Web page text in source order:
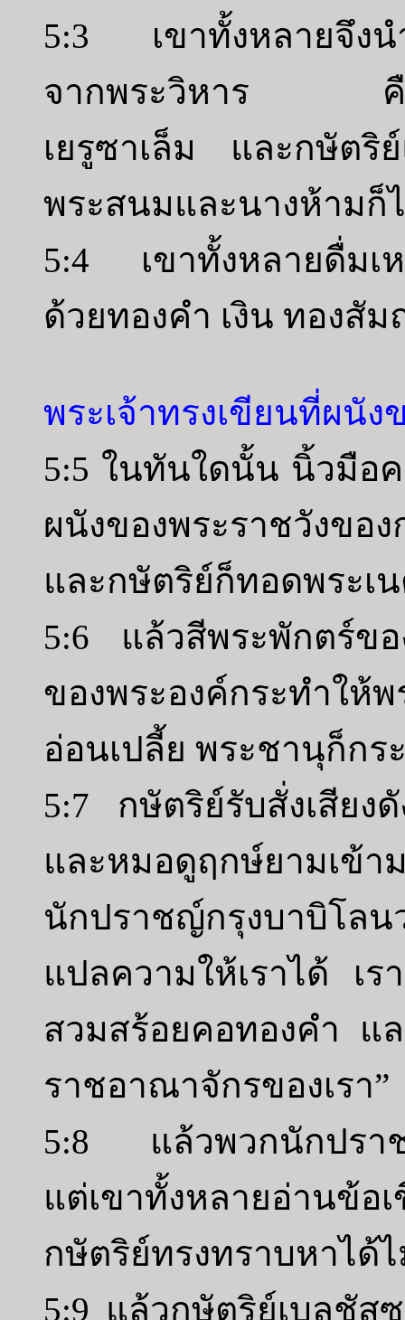
5:3 เขาทั้งหลายจึงน
จากพระวิหาร คือพ
เยรูซาเล็ม และกษัตริ
พระสนมและนางห้ามก็
5:4 เขาทั้งหลายดื่มเ
ด้วยทองคำ เงิน ทองสั
พระเจ้าทรงเขียนที่ผนัง
5:5 ในทันใดนั้น นิ้วมือ
ผนังของพระราชวังขอ
และกษัตริย์ก็ทอดพระเ
5:6 แล้วสีพระพักตร์ข
ของพระองค์กระทำให้
อ่อนเปลี้ย พระชานุก็กร
5:7 กษัตริย์รับสั่งเสียง
และหมอดูฤกษ์ยามเข้า
นักปราชญ์กรุงบาบิโล
แปลความให้เราได้ เ
สวมสร้อยคอทองคำ แล
ราชอาณาจักรของเรา”
5:8 แล้วพวกนักปราช
แต่เขาทั้งหลายอ่านข้
กษัตริย์ทรงทราบหาได้
5:9 แล้วกษัตริย์เบลชัส